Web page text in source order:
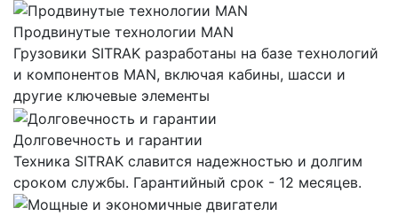
Продвинутые технологии MAN
Грузовики SITRAK разработаны на базе технологий
и компонентов MAN, включая кабины, шасси и
другие ключевые элементы
Долговечность и гарантии
Техника SITRAK славится надежностью и долгим
сроком службы. Гарантийный срок - 12 месяцев.